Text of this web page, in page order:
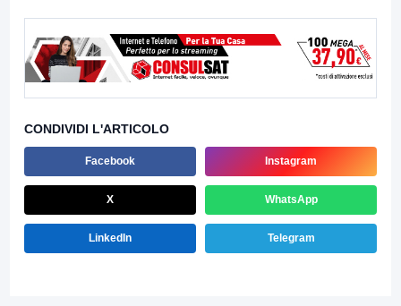
CONDIVIDI L'ARTICOLO
Facebook Instagram
X WhatsApp
LinkedIn Telegram